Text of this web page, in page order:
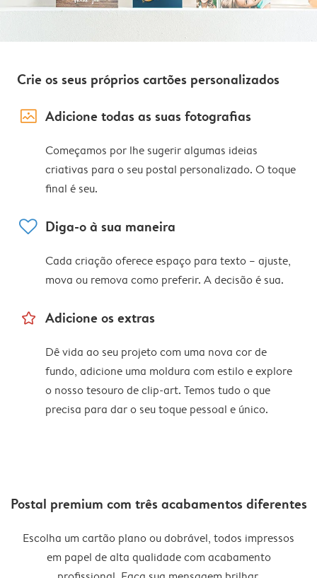
Crie os seus próprios cartões personalizados
image_placeholder Adicione todas as suas fotografias
Começamos por lhe sugerir algumas ideias
criativas para o seu postal personalizado. O toque
final é seu.
heart Diga-o à sua maneira
Cada criação oferece espaço para texto – ajuste,
mova ou remova como preferir. A decisão é sua.
star_outline Adicione os extras
Dê vida ao seu projeto com uma nova cor de
fundo, adicione uma moldura com estilo e explore
o nosso tesouro de clip-art. Temos tudo o que
precisa para dar o seu toque pessoal e único.
Postal premium com três acabamentos diferentes
Escolha um cartão plano ou dobrável, todos impressos
em papel de alta qualidade com acabamento